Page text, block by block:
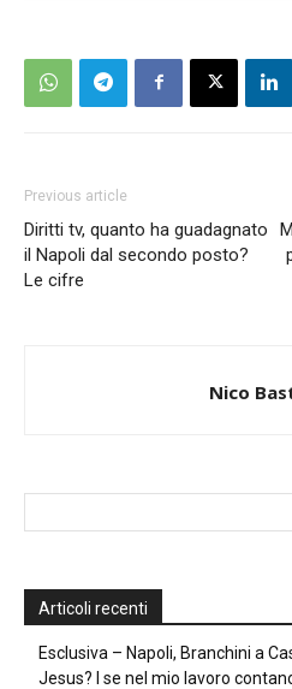
Previous article
Diritti tv, quanto ha guadagnato
il Napoli dal secondo posto?
Le cifre
Nico
Articoli recenti
Esclusiva – Napoli, Branchini a
Jesus? I se nel mio lavoro